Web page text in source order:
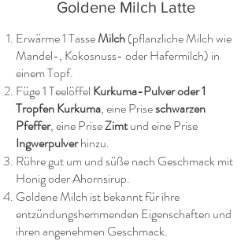
Goldene Milch Latte
Erwärme 1 TasseMilch(pflanzliche Milch wie
Mandel-, Kokosnuss- oder Hafermilch) in
einem Topf.
Füge 1 Teelöffel Kurkuma-Pulver oder 1
Tropfen Kurkuma, eine Priseschwarzen
Pfeffer, eine PriseZimtund eine Prise
Ingwerpulverhinzu.
Rühre gut um und süße nach Geschmack mit
Honig oder Ahornsirup.
Goldene Milch ist bekannt für ihre
entzündungshemmenden Eigenschaften und
ihren angenehmen Geschmack.